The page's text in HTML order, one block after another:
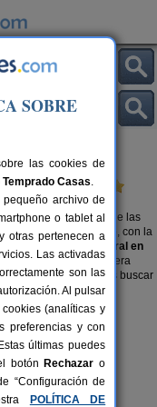
es elegir una de las
idílico y tranquilo, con la
un apartamento rural en
económica y placentera
te recomendamos buscar
.
SOBRE
las cookies de
Temprado Casas.
archivo de
o tablet al
otras pertenecen a
Las activadas
son las
Al pulsar
(analíticas y
preferencias y con
últimas puedes
botón Rechazar o
“Configuración de
POLÍTICA DE